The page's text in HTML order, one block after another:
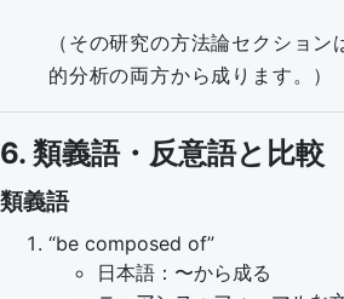
（その研究の方法論セクショ
的分析の両方から成ります。）
6. 類義語・反意語と比較
類義語
“be composed of”
日本語：〜から成る